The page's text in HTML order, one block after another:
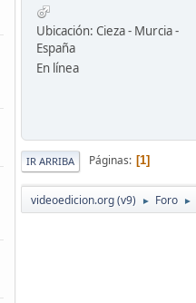
Ubicación: Cieza - Murcia -
España
En línea
IR ARRIBA Páginas 1
videoedicion.org (v9) ► Foro ►